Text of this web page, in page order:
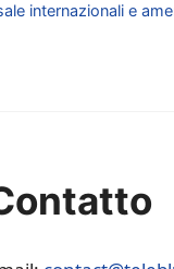
internazionali e